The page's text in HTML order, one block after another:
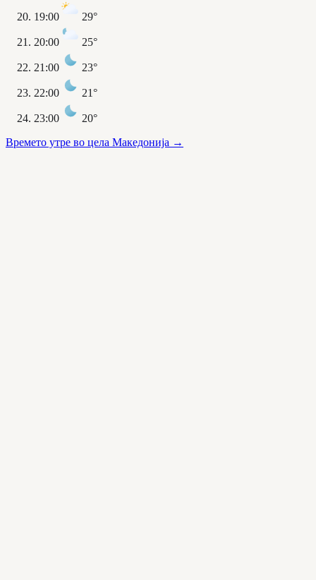
19:00 29°
20:00 25°
21:00 23°
22:00 21°
23:00
20°
Времето утре во цела Македонија →